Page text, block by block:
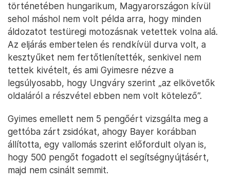
történetében hungarikum, Magyarországon kívül
sehol máshol nem volt példa arra, hogy minden
áldozatot testüregi motozásnak vetettek volna alá.
Az eljárás embertelen és rendkívül durva volt, a
kesztyűket nem fertőtlenítették, senkivel nem
tettek kivételt, és ami Gyimesre nézve a
legsúlyosabb, hogy Ungváry szerint „az elkövetők
oldaláról a részvétel ebben nem volt kötelező”.
Gyimes emellett nem 5 pengőért vizsgálta meg a
gettóba zárt zsidókat, ahogy Bayer korábban
állította, egy vallomás szerint előfordult olyan is,
hogy 500 pengőt fogadott el segítségnyújtásért,
majd nem csinált semmit.